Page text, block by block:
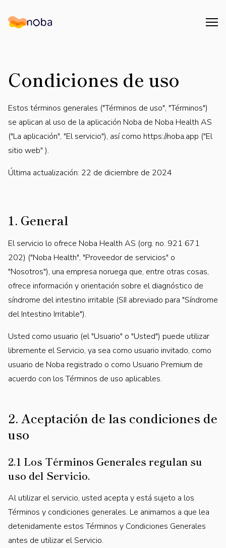
Noba
Condiciones de uso
Estos términos generales ("Términos de uso", "Términos")
se aplican al uso de la aplicación Noba de Noba Health AS
("La aplicación", "El servicio"), así como https://noba.app ("El
sitio web" ).
Última actualización: 22 de diciembre de 2024
1. General
El servicio lo ofrece Noba Health AS (org. no. 921 671
202) ("Noba Health", "Proveedor de servicios" o
"Nosotros"), una empresa noruega que, entre otras cosas,
ofrece información y orientación sobre el diagnóstico de
síndrome del intestino irritable (SII abreviado para "Síndrome
del Intestino Irritable").
Usted como usuario (el "Usuario" o "Usted") puede utilizar
libremente el Servicio, ya sea como usuario invitado, como
usuario de Noba registrado o como Usuario Premium de
acuerdo con los Términos de uso aplicables.
2. Aceptación de las condiciones de
uso
2.1 Los Términos Generales regulan su
uso del Servicio.
Al utilizar el servicio, usted acepta y está sujeto a los
Términos y condiciones generales. Le animamos a que lea
detenidamente estos Términos y Condiciones Generales
antes de utilizar el Servicio.